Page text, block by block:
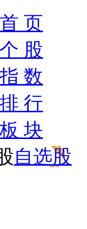
首 页
个 股
指 数
排 行
板 块
自选股